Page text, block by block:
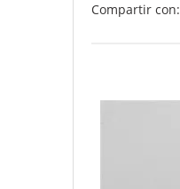
Compartir con: